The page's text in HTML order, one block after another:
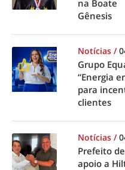
na Boate
Gênesis
Notícias /
Grupo
“Energia
para
clientes
Notícias /
Prefeito
apoio a